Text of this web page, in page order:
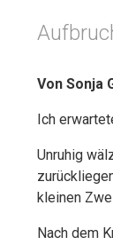
Von Sonja
Ich
Unruhig
kleinen
Nach dem